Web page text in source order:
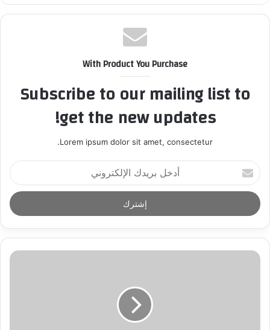
With Product You Purchase
Subscribe to our mailing list to
get the new updates!
Lorem ipsum dolor sit amet, consectetur.
أ
د
خ
ل
ر
د